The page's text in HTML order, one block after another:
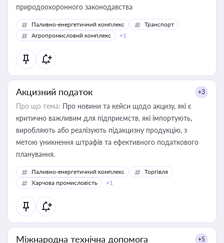
природоохоронного законодавства
Паливно-енергетичний комплекс
Транспорт
Агропромисловий комплекс
+1
Акцизний податок +3
Про що тема: Про новини та кейси щодо акцизу, які є
критично важливим для підприємств, які імпортують,
виробляють або реалізують підакцизну продукцію, з
метою уникнення штрафів та ефективного податкового
планування.
Паливно-енергетичний комплекс
Торгівля
Харчова промисловість
+1
Міжнародна технічна допомога +5